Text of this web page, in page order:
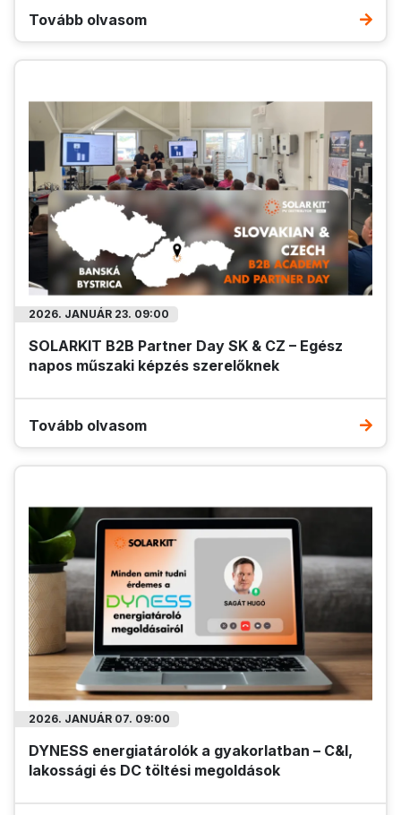
Tovább olvasom
2026. JANUÁR 23. 09:00
SOLARKIT B2B Partner Day SK & CZ – Egész
napos műszaki képzés szerelőknek
Tovább olvasom
2026. JANUÁR 07. 09:00
DYNESS energiatárolók a gyakorlatban – C&I,
lakossági és DC töltési megoldások